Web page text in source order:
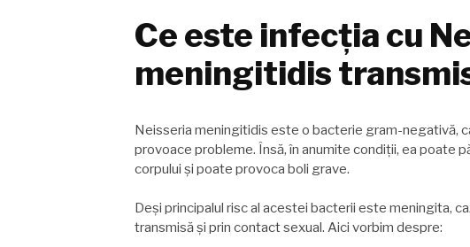
Ce este infecția cu
meningitidis
Neisseria meningitidis este o bacterie gram-negativă,
provoace probleme. Însă, în anumite condiții, ea poate
corpului și poate provoca boli grave.
Deși principalul risc al acestei bacterii este meningita,
transmisă și prin contact sexual. Aici vorbim despre: